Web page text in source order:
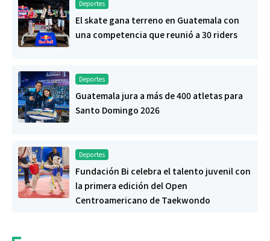
Deportes
El skate gana terreno en Guatemala con
una competencia que reunió a 30 riders
Deportes
Guatemala jura a más de 400 atletas para
Santo Domingo 2026
Deportes
Fundación Bi celebra el talento juvenil con
la primera edición del Open
Centroamericano de Taekwondo